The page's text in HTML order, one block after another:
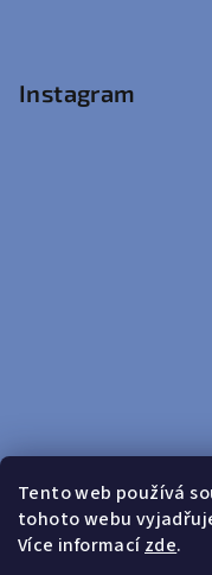
Tento web používá
tohoto webu
Více informacízde.
Instagram
Sledovat